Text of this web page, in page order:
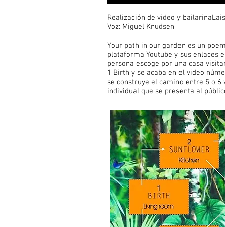
Realización de video y
Voz: Miguel Knudsen
Your path in our garden es un
plataforma Youtube y sus enlaces
persona escoge por una casa
1 Birth y se acaba en el video
se construye el camino entre 5 o
individual que se presenta al